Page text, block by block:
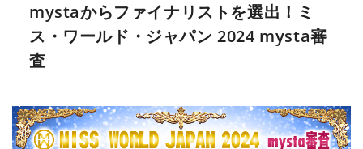
mystaからファイナリストを選出！ミ
ス・ワールド・ジャパン 2024 mysta審
査